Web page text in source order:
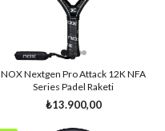
NOX Nextgen Pro Attack 12K NFA
Series Padel Raketi
₺13.900,00